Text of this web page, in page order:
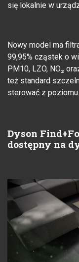
się lokalnie w
Nowy model ma
99,95% cząstek o
PM10, LZO, NO₂
też standard
sterować z
Dyson
dostępny na